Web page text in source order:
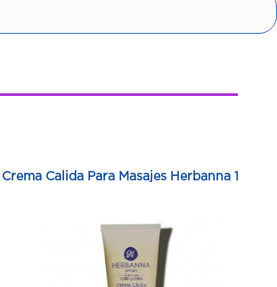
Crema Calida Para Masajes Herbanna 148 G